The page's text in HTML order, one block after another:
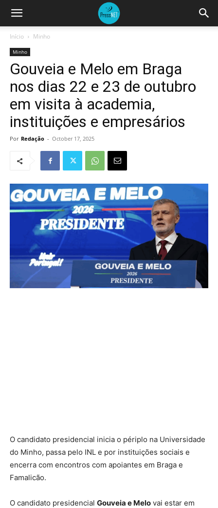
Início Minho
Minho
Gouveia e Melo em Braga
nos dias 22 e 23 de outubro
em visita à academia,
instituições e empresários
Por Redação - October 17, 2025
O candidato presidencial inicia o périplo na Universidade
do Minho, passa pelo INL e por instituições sociais e
encerra com encontros com apoiantes em Braga e
Famalicão.
O candidato presidencial Gouveia e Melo vai estar em